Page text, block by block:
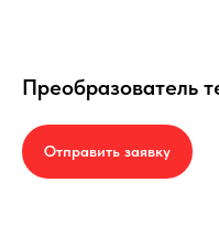
Преобразователь
Отправить заявку